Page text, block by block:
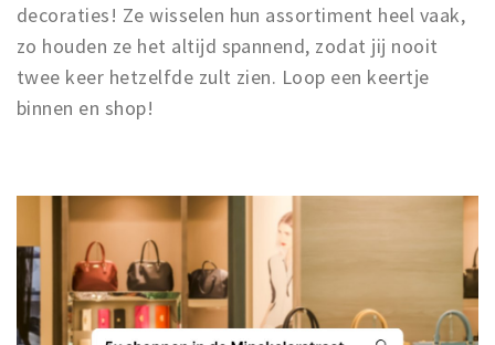
decoraties! Ze wisselen hun assortiment heel vaak,
zo houden ze het altijd spannend, zodat jij nooit
twee keer hetzelfde zult zien. Loop een keertje
binnen en shop!